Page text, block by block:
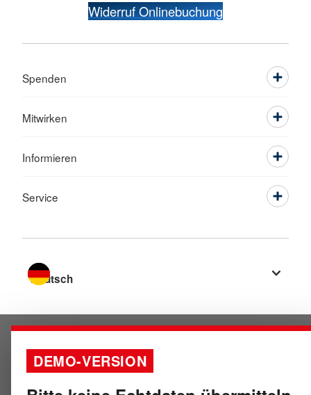
Widerruf Onlinebuchung
Spenden
Mitwirken
Informieren
Service
Sprache wechseln zu
DEMO-VERSION